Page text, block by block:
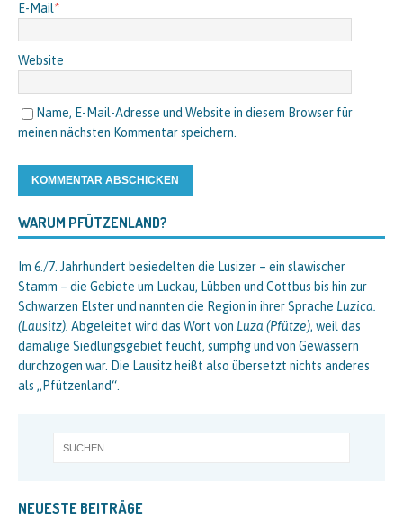
E-Mail*
Website
Name, E-Mail-Adresse und Website in diesem Browser für
meinen nächsten Kommentar speichern.
WARUM PFÜTZENLAND?
Im 6./7. Jahrhundert besiedelten die Lusizer – ein slawischer
Stamm – die Gebiete um Luckau, Lübben und Cottbus bis hin zur
Schwarzen Elster und nannten die Region in ihrer Sprache Luzica.
(Lausitz). Abgeleitet wird das Wort von Luza (Pfütze), weil das
damalige Siedlungsgebiet feucht, sumpfig und von Gewässern
durchzogen war. Die Lausitz heißt also übersetzt nichts anderes
als „Pfützenland“.
NEUESTE BEITRÄGE